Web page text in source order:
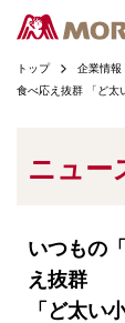
トップ 企業情報
食べ応え抜群 「ど太
ニュー
いつもの
え抜群
「ど太い